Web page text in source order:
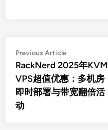
文
章
导
航
Previous ArticlePrevious
article:
RackNerd 2025年KVM
VPS超值优惠：多机房
即时部署与带宽翻倍活
动